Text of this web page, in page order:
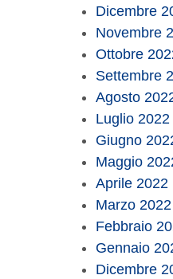
Dicembre
Novembre
Ottobre
Settembre
Agosto
Luglio 2022
Giugno
Maggio
Aprile 2022
Marzo 2022
Febbraio
Gennaio
Dicembre